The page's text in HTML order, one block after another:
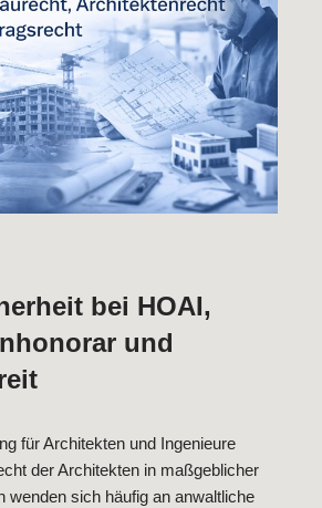
bei HOAI,
und
für Architekten und Ingenieure
der Architekten in maßgeblicher
wenden sich häufig an anwaltliche